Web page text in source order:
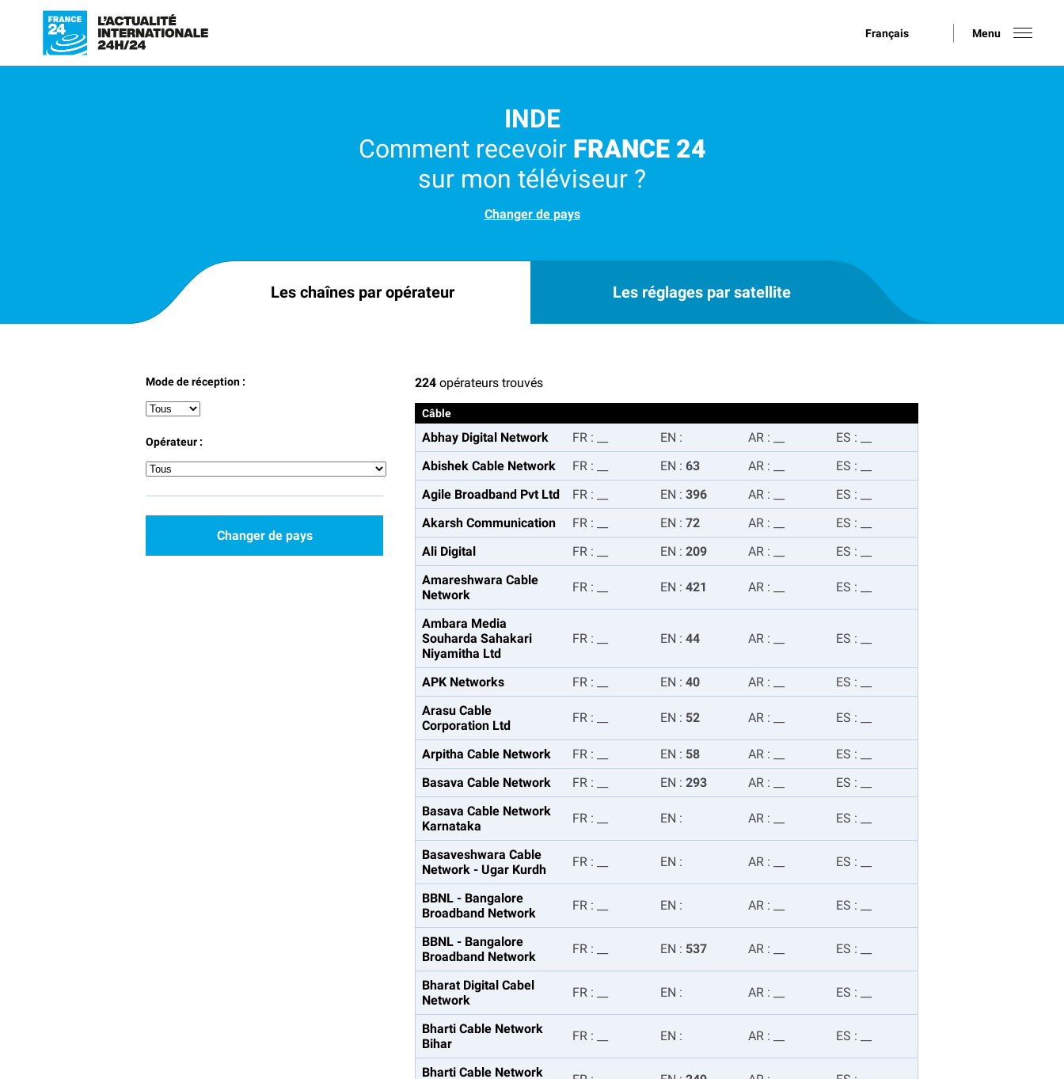
Français Menu
INDE
Comment recevoir FRANCE 24
sur mon téléviseur ?
Changer de pays
Les chaînes par opérateur Les réglages par satellite
Mode de réception :
Opérateur :
Changer de pays
224 opérateurs trouvés
Câble
Abhay Digital Network FR : EN : AR : ES :
Abishek Cable Network
FR : EN : 63 AR : ES :
Agile Broadband Pvt Ltd
FR : EN : 396 AR : ES :
Akarsh Communication
FR : EN : 72 AR : ES :
Ali Digital
FR : EN : 209 AR : ES :
Amareshwara Cable
Network
FR : EN : 421 AR : ES :
Ambara Media
Souharda Sahakari
Niyamitha Ltd
FR : EN : 44 AR : ES :
APK Networks FR : EN : 40 AR : ES :
Arasu Cable
Corporation Ltd
FR : EN : 52 AR : ES :
Arpitha Cable Network FR : EN : 58 AR : ES :
Basava Cable Network
FR : EN : 293 AR : ES :
Basava Cable Network
Karnataka
FR : EN : AR : ES :
Basaveshwara Cable
Network - Ugar Kurdh
FR : EN : AR : ES :
BBNL - Bangalore
Broadband Network
FR : EN : AR : ES :
BBNL - Bangalore
Broadband Network
FR : EN : 537 AR : ES :
Bharat Digital Cabel
Network
FR : EN : AR : ES :
Bharti Cable Network
Bihar
FR : EN : AR : ES :
Bharti Cable Network